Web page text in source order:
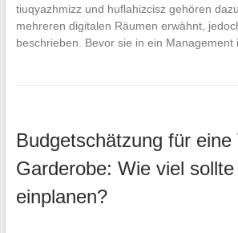
tiuqyazhmizz und huflahizcisz gehören
mehreren digitalen Räumen erwähnt,
beschrieben. Bevor sie in ein
Budgetschätzung für eine
Garderobe: Wie viel
einplanen?